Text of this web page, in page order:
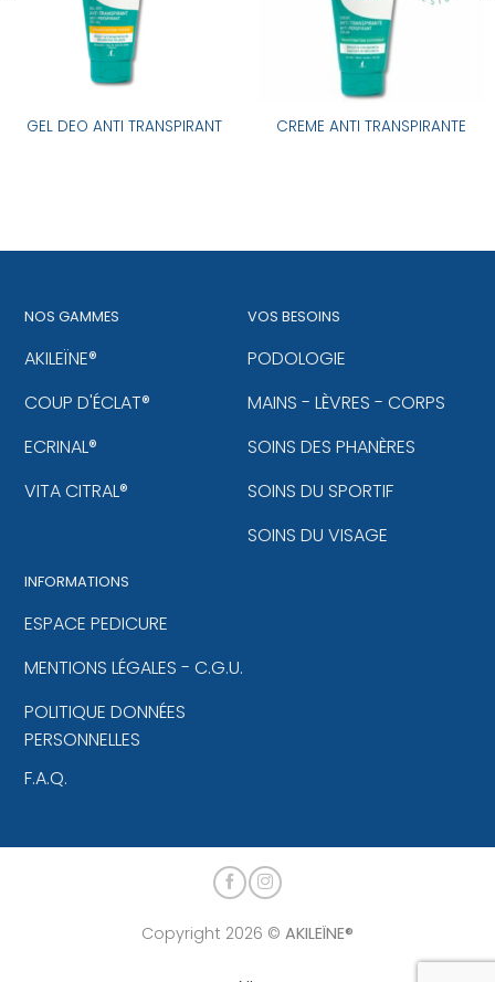
GEL DEO ANTI TRANSPIRANT CREME ANTI TRANSPIRANTE
NOS GAMMES
AKILEÏNE®
COUP D'ÉCLAT®
ECRINAL®
VITA CITRAL®
VOS BESOINS
PODOLOGIE
MAINS - LÈVRES - CORPS
SOINS DES PHANÈRES
SOINS DU SPORTIF
SOINS DU VISAGE
INFORMATIONS
ESPACE PEDICURE
MENTIONS LÉGALES - C.G.U.
POLITIQUE DONNÉES
PERSONNELLES
F.A.Q.
Copyright 2026 © AKILEÏNE®